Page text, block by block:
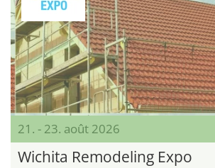
21. - 23. août 2026
Wichita Remodeling Expo